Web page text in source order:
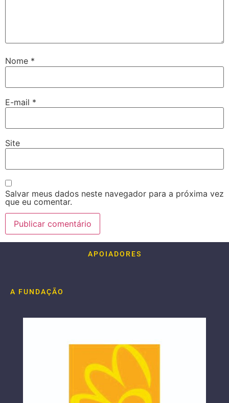
Nome *
E-mail *
Site
Salvar meus dados neste navegador para a próxima vez
que eu comentar.
APOIADORES
A FUNDAÇÃO